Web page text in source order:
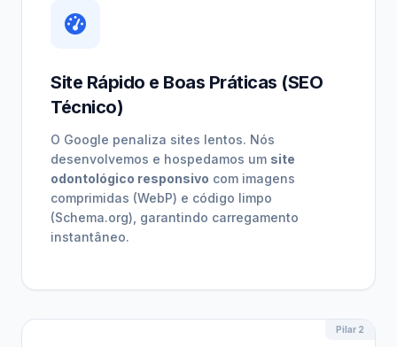
Site Rápido e Boas Práticas (SEO
Técnico)
O Google penaliza sites lentos. Nós
desenvolvemos e hospedamos um site
odontológico responsivo com imagens
comprimidas (WebP) e código limpo
(Schema.org), garantindo carregamento
instantâneo.
Pilar 2